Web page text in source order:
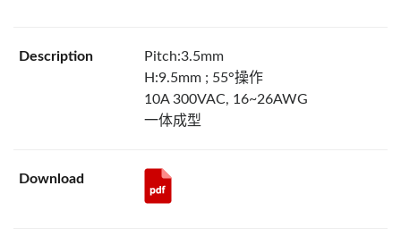
Pitch:3.5mm
H:9.5mm ; 55°操作
10A 300VAC, 16~26AWG
一体成型